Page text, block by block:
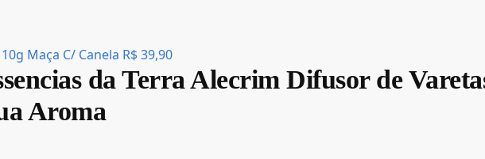
Maça C/ Canela R$39,90
da Terra Alecrim Difusor de
Aroma